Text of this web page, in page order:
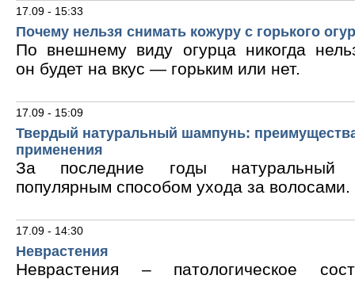
17.09 - 15:33
Почему нельзя снимать кожуру с горького
По внешнему виду огурца никогда
он будет на вкус — горьким или нет.
17.09 - 15:09
Твердый натуральный шампунь:
применения
За последние годы натуральный
популярным способом ухода за волосами.
17.09 - 14:30
Неврастения
Неврастения – патологическое